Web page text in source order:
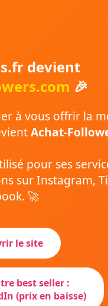
devient
🎉
à vous offrir la
Achat-
pour ses
sur Instagram,
🚀
le site
best seller :
(prix en baisse)